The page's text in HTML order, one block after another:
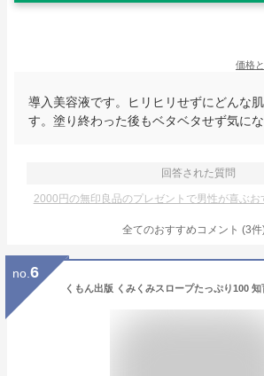
価格
導入美容液です。ヒリヒリせずにどんな
す。塗り終わった後もベタベタせず気にな
回答された質問
2000円の無印良品のプレゼントで男性が喜ぶお
全てのおすすめコメント (3件
no. 6